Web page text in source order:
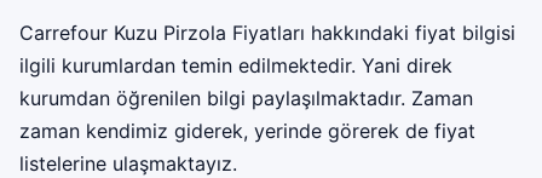
Carrefour Kuzu Pirzola Fiyatları hakkındaki fiyat bilgisi
ilgili kurumlardan temin edilmektedir. Yani direk
kurumdan öğrenilen bilgi paylaşılmaktadır. Zaman
zaman kendimiz giderek, yerinde görerek de fiyat
listelerine ulaşmaktayız.